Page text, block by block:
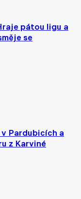
pátou ligu a
se
Pardubicích a
z Karviné